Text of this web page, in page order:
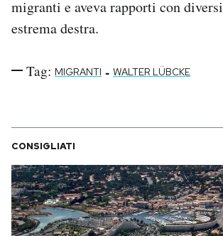
migranti e aveva rapporti con
estrema destra.
Tag: MIGRANTI - WALTER LÜBCKE
CONSIGLIATI